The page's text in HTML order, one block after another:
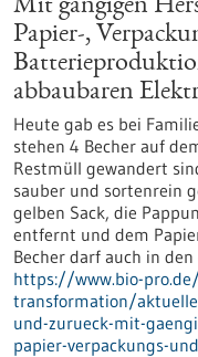
Mit gängigen
Papier-,
abbaubaren
Heute gab es bei
stehen 4 Becher auf
Restmüll gewandert
sauber und sortenrein
gelben Sack, die
entfernt und dem
Becher darf auch in den
https://www.bio-
transformation/
und-zurueck-mit-
papier-verpackungs-